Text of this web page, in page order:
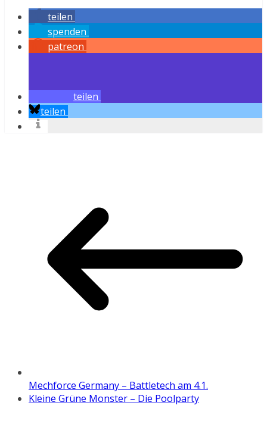
teilen
spenden
patreon
teilen
teilen
Mechforce Germany – Battletech am 4.1.
Kleine Grüne Monster – Die Poolparty